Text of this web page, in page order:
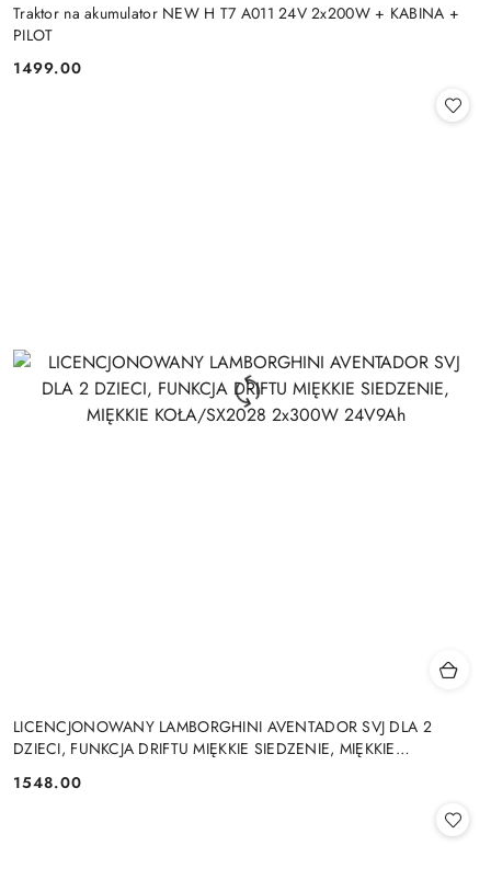
Traktor na akumulator NEW H T7 A011 24V 2x200W + KABINA +
PILOT
Cena:
1499.00
LICENCJONOWANY LAMBORGHINI AVENTADOR SVJ DLA 2
DZIECI, FUNKCJA DRIFTU MIĘKKIE SIEDZENIE, MIĘKKIE
Cena:
1548.00